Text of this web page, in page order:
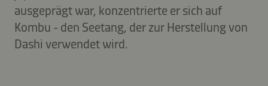
ausgeprägt war, konzentrierte er sich auf
Kombu - den Seetang, der zur Herstellung von
Dashi verwendet wird.